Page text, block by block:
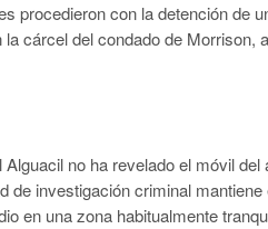
procedieron con la detención de
cárcel del condado de Morrison,
no ha revelado el móvil
de investigación criminal
en una zona habitualmente